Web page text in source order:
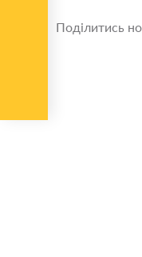
Поділитись